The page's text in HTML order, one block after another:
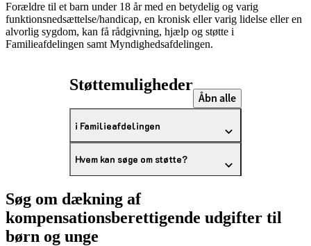
Forældre til et barn under 18 år med en betydelig og varig
funktionsnedsættelse/handicap, en kronisk eller varig lidelse eller en
alvorlig sygdom, kan få rådgivning, hjælp og støtte i
Familieafdelingen samt Myndighedsafdelingen.
Støttemuligheder
Åbn alle
i Familieafdelingen
Hvem kan søge om støtte?
Søg om dækning af
kompensationsberettigende udgifter til
børn og unge